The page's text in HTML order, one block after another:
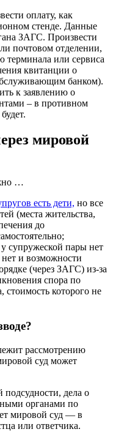
оплату, как
стенде. Данные
ЗАГС. Произвести
почтовом отделении,
терминала или сервиса
квитанции о
банком).
к заявлению о
– в противном
мировой
…
есть дети, но все
(места жительства,
до
супружеской пары нет
и возможности
(через ЗАГС) из-за
спора по
стоимость которого не
рассмотрению
суд может
подсудности, дела о
органами по
мировой суд — в
или ответчика.